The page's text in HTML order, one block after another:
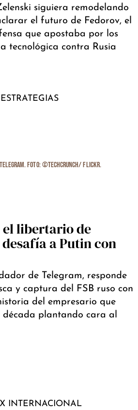
siguiera remodelando
el futuro de Fedorov, el
que apostaba por los
tecnológica contra Rusia
ESTRATEGIAS
el libertario de
a Putin con
de Telegram, responde
y captura del FSB ruso con
del empresario que
década plantando cara al
INTERNACIONAL